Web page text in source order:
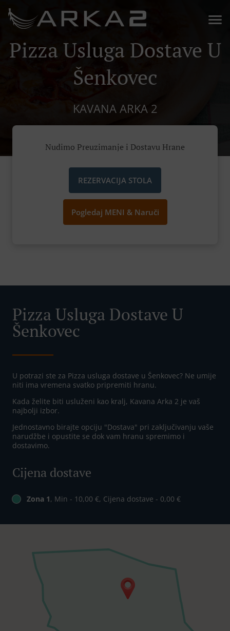
Pizza Usluga Dostave U
Šenkovec
KAVANA ARKA 2
Nudimo Preuzimanje i Dostavu Hrane
REZERVACIJA STOLA
Pogledaj MENI & Naruči
Pizza Usluga Dostave U
Šenkovec
U potrazi ste za Pizza usluga dostave u Šenkovec? Ne umije
niti ima vremena svatko pripremiti hranu.
Kada želite biti usluženi kao kralj, Kavana Arka 2 je vaš
najbolji izbor.
Jednostavno birajte opciju "Dostava" pri zaključivanju vaše
narudžbe i opustite se dok vam hranu spremimo i
dostavimo.
Cijena dostave
Zona 1, Min - 10,00 €, Cijena dostave - 0,00 €